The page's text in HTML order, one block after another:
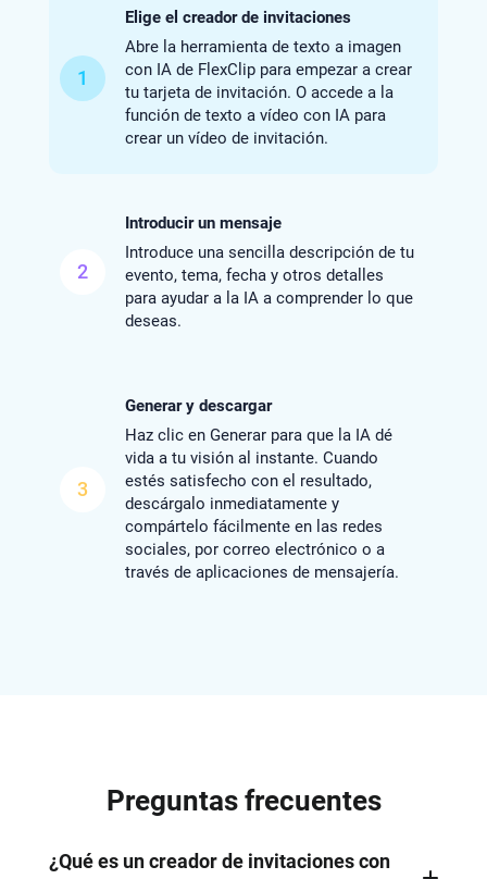
1
Elige el creador de invitaciones
Abre la herramienta de texto a imagen
con IA de FlexClip para empezar a crear
tu tarjeta de invitación. O accede a la
función de texto a vídeo con IA para
crear un vídeo de invitación.
2
Introducir un mensaje
Introduce una sencilla descripción de tu
evento, tema, fecha y otros detalles
para ayudar a la IA a comprender lo que
deseas.
3
Generar y descargar
Haz clic en Generar para que la IA dé
vida a tu visión al instante. Cuando
estés satisfecho con el resultado,
descárgalo inmediatamente y
compártelo fácilmente en las redes
sociales, por correo electrónico o a
través de aplicaciones de mensajería.
Preguntas frecuentes
¿Qué es un creador de invitaciones con